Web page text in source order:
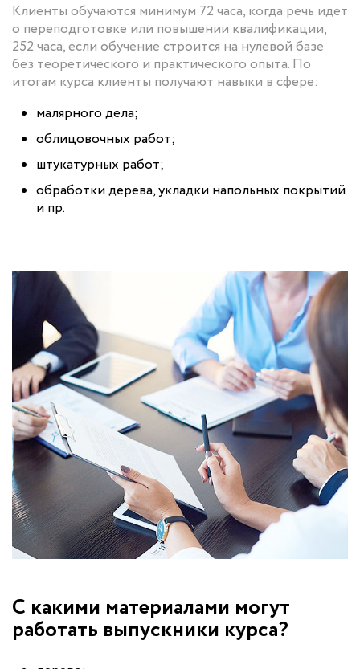
Клиенты обучаются минимум 72 часа, когда речь идет
о переподготовке или повышении квалификации,
252 часа, если обучение строится на нулевой базе
без теоретического и практического опыта. По
итогам курса клиенты получают навыки в сфере:
малярного дела;
облицовочных работ;
штукатурных работ;
обработки дерева, укладки напольных покрытий
и пр.
С какими материалами могут
работать выпускники курса?